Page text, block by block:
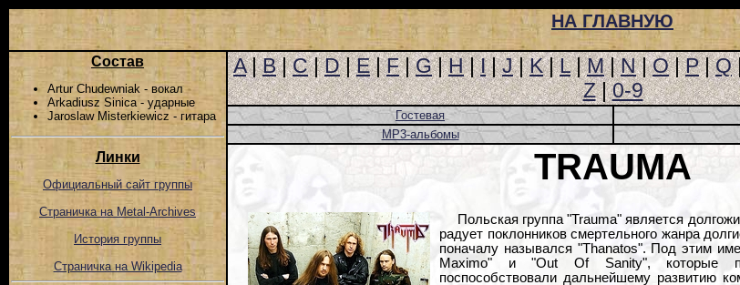
НА ГЛАВНУЮ
Состав
Artur Chudewniak - вокал
Arkadiusz Sinica - ударные
Jaroslaw Misterkiewicz - гитара
Линки
Официальный сайт группы
Страничка на Metal-Archives
История группы
Страничка на Wikipedia
A|B|C|D|E|F|G|H|I|J|K|L|M|N|O|P|Q
Z|0-9
Гостевая
MP3-альбомы
TRAUMA
Польская группа "Trauma" является
радует поклонников смертельного жанра
поначалу назывался "Thanatos". Под этим
Maximo" и "Out Of Sanity", которые
поспособствовали дальнейшему развитию